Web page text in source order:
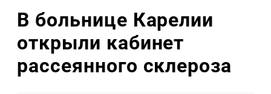
В больнице Карелии
открыли кабинет
рассеянного склероза